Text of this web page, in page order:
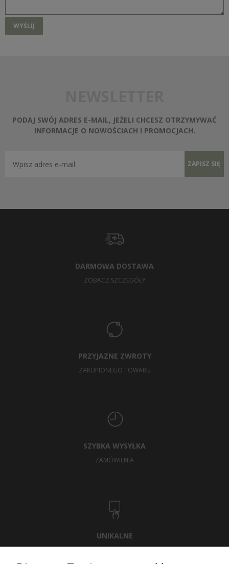
WYŚLIJ
PODAJ SWÓJ ADRES E-MAIL, JEŻELI CHCESZ OTRZYMYWAĆ
INFORMACJE O NOWOŚCIACH I PROMOCJACH.
ZAPISZ SIĘ
DARMOWA DOSTAWA
ZOBACZ SZCZEGÓŁY
PRZYJAZNE ZWROTY
ZAKUPIONEGO TOWARU
SZYBKA WYSYŁKA
ZAMÓWIENIA
UNIKALNE